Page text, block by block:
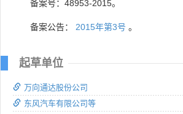
备案号：48953-2015。
备案公告： 2015年第3号 。
起草单位
万向通达股份公司
东风汽车有限公司等